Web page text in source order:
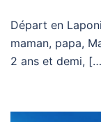
Départ en
maman, papa,
2 ans et demi,